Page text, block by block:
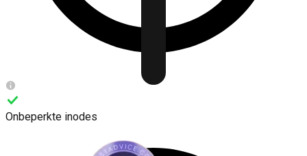
Onbeperkte inodes